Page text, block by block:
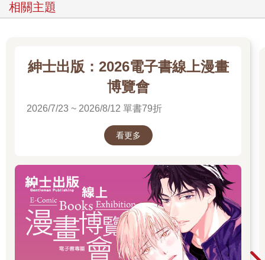
相關主題
紳士出版：2026電子書線上漫畫
博覽會
2026/7/23 ~ 2026/8/12 單書79折
看更多